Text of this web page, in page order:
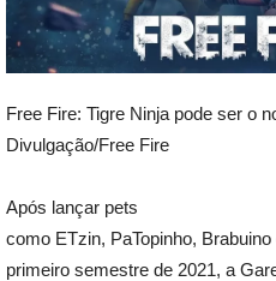
Free Fire: Tigre Ninja pode ser o
Divulgação/Free Fire
Após lançar pets
como ETzin, PaTopinho,
primeiro semestre de 2021, a